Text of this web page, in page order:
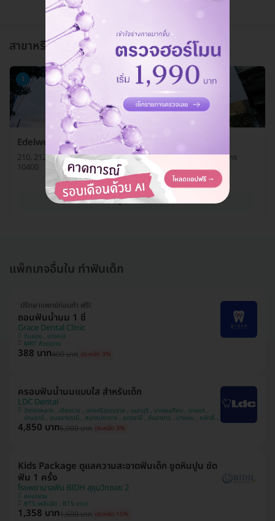
สาขาหรือแผนกที่ให้บริการ
1
Edelweiss Dental House
210, 212 ถ. วิภาวดีรังสิต แขวงรัชดาภิเษก เขตดินแดง กรุงเทพมหานคร
10400
ดูรายละเอียด
แพ็กเกจอื่นใน ทำฟันเด็ก
ปรึกษาแพทย์ก่อนทำ ฟรี!
ถอนฟันน้ำนม 1 ซี่
Grace Dental Clinic
ดินแดง , บางกะปิ
MRT ห้วยขวาง
388 บาท400 บาท ประหยัด 3%
ครอบฟันน้ำนมแบบใส สำหรับเด็ก
LDC Dental
วังทองหลาง , เชียงราย , นครศรีธรรมราช , นนทบุรี , บางขุนเทียน , บางแค ,
ปทุมธานี , อุบลราชธานี , สมุทรปราการ , อุดรธานี , คันนายาว , บางเขน , หลักสี่ ,
มีนบุรี , สวนหลวง , นครพนม , ทวีวัฒนา
4,850 บาท5,000 บาท ประหยัด 3%
Kids Package ดูแลความสะอาดฟันเด็ก ขูดหินปูน ขัด
ฟัน 1 ครั้ง
โรงพยาบาลฟัน BIDH สุขุมวิทซอย 2
คลองเตย
BTS เพลินจิต , BTS นานา
1,358 บาท1,600 บาท ประหยัด 15%